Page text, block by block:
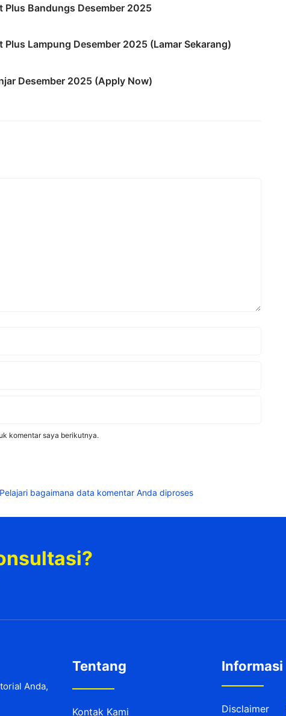
Bandungs Desember 2025
Lampung Desember 2025 (Lamar Sekarang)
Desember 2025 (Apply Now)
komentar saya berikutnya.
Pelajari bagaimana data komentar Anda diproses
Anda,
Tentang
Kontak Kami
Informasi
Disclaimer